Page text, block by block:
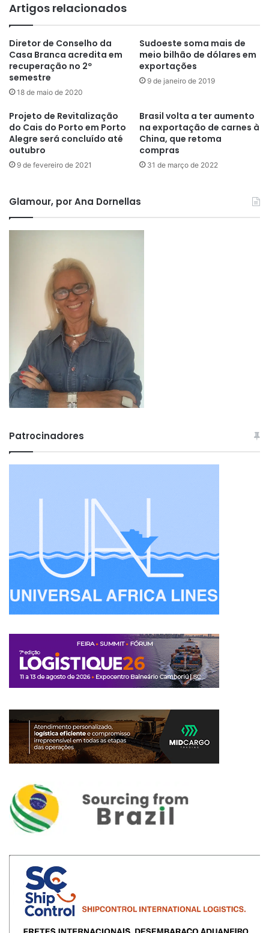
Artigos relacionados
Diretor de Conselho da
Casa Branca acredita em
recuperação no 2º
semestre
18 de maio de 2020
Sudoeste soma mais de
meio bilhão de dólares em
exportações
9 de janeiro de 2019
Projeto de Revitalização
do Cais do Porto em Porto
Alegre será concluído até
outubro
9 de fevereiro de 2021
Brasil volta a ter aumento
na exportação de carnes à
China, que retoma
compras
31 de março de 2022
Glamour, por Ana Dornellas
Patrocinadores